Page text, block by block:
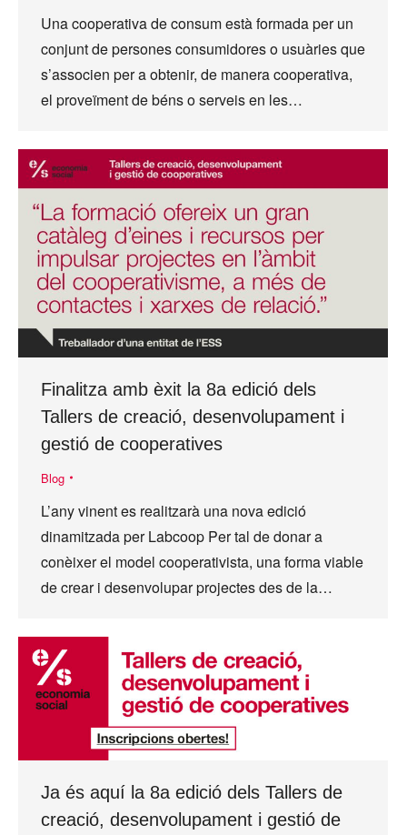
Una cooperativa de consum està formada per un
conjunt de persones consumidores o usuàries que
s’associen per a obtenir, de manera cooperativa,
el proveïment de béns o serveis en les…
Finalitza amb èxit la 8a edició dels
Tallers de creació, desenvolupament i
gestió de cooperatives
Blog
L’any vinent es realitzarà una nova edició
dinamitzada per Labcoop Per tal de donar a
conèixer el model cooperativista, una forma viable
de crear i desenvolupar projectes des de la…
Ja és aquí la 8a edició dels Tallers de
creació, desenvolupament i gestió de